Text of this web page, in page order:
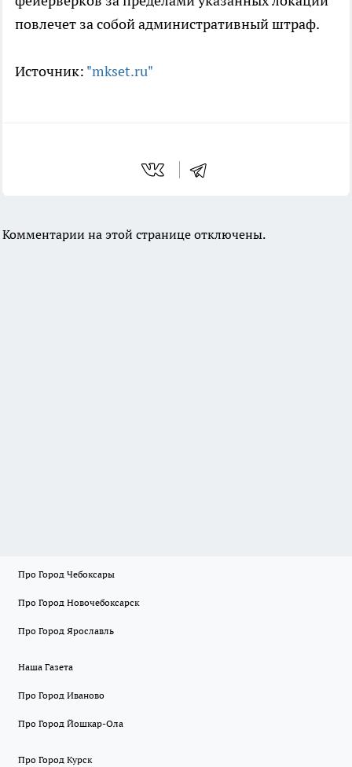
повлечет за собой административный штраф.
Источник: "mkset.ru"
Комментарии на этой странице отключены.
Про Город Чебоксары
Про Город Новочебоксарск
Про Город Ярославль
Наша Газета
Про Город Иваново
Про Город Йошкар-Ола
Про Город Курск